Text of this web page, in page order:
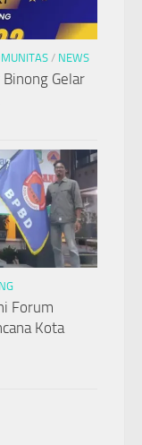
/ NEWS
Gelar
Forum
Kota